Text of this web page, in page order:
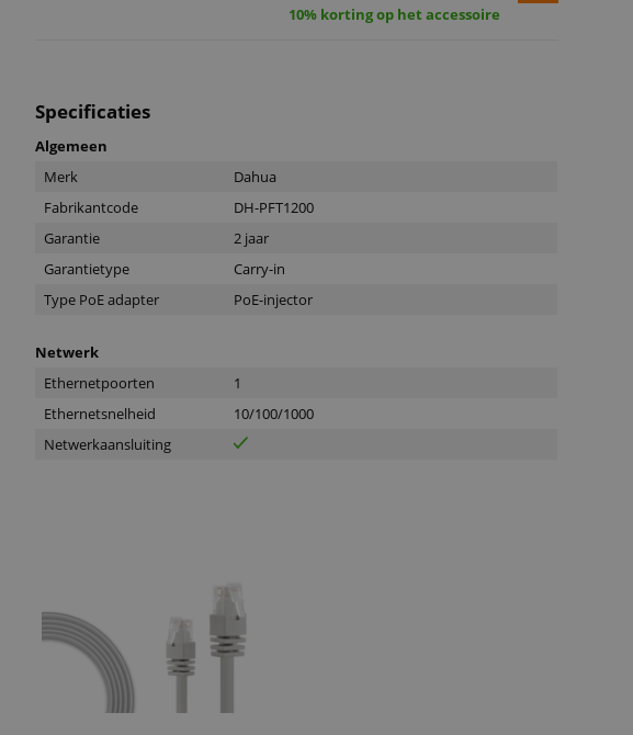
10% korting op het accessoire
Specificaties
Algemeen
Merk
Dahua
Fabrikantcode
DH-PFT1200
Garantie
2 jaar
Garantietype
Carry-in
Type PoE adapter
PoE-injector
Netwerk
Ethernetpoorten
1
Ethernetsnelheid
10/100/1000
Netwerkaansluiting